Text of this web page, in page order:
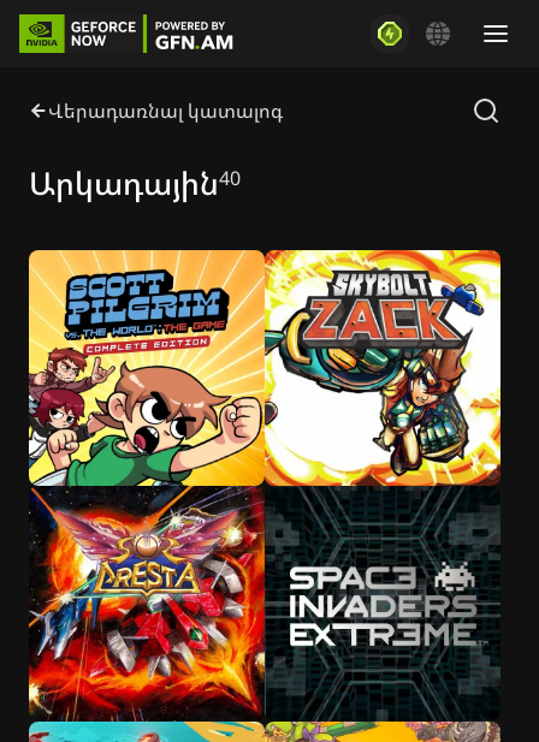
Վերադառնալ կատալոգ
Արկադային40